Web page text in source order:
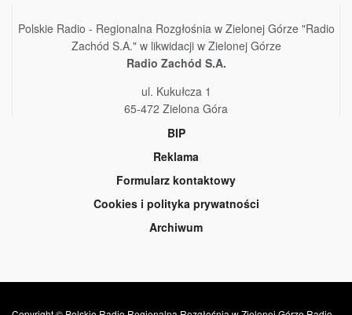
Polskie Radio - Regionalna Rozgłośnia w Zielonej Górze "Radio
Zachód S.A." w likwidacji w Zielonej Górze
Radio Zachód S.A.
ul. Kukułcza 1
65-472 Zielona Góra
BIP
Reklama
Formularz kontaktowy
Cookies i polityka prywatności
Archiwum